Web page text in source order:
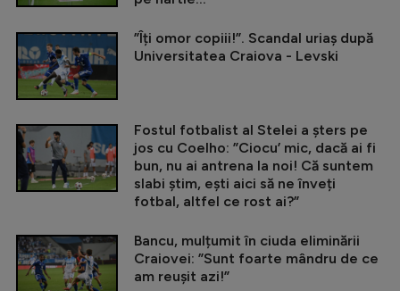
”Îți omor copiii!”. Scandal uriaș după
Universitatea Craiova - Levski
Fostul fotbalist al Stelei a șters pe
jos cu Coelho: ”Ciocu’ mic, dacă ai fi
bun, nu ai antrena la noi! Că suntem
slabi știm, ești aici să ne înveți
fotbal, altfel ce rost ai?”
Bancu, mulțumit în ciuda eliminării
Craiovei: ”Sunt foarte mândru de ce
am reușit azi!”